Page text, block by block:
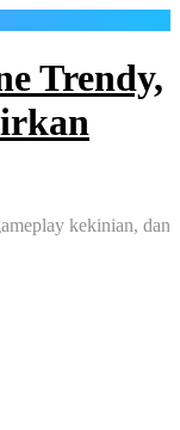
Trendy,
kekinian, dan